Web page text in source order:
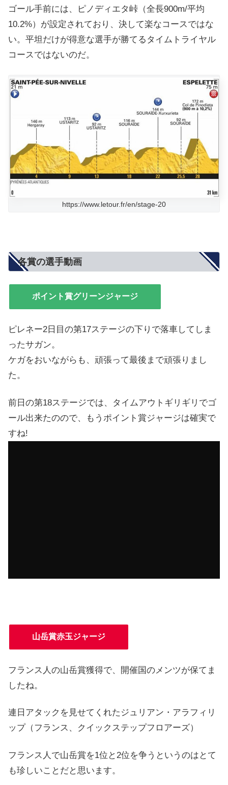
ゴール手前には、ピノディエタ峠（全長900m/平均
10.2%）が設定されており、決して楽なコースではな
い。平坦だけが得意な選手が勝てるタイムトライヤル
コースではないのだ。
https://www.letour.fr/en/stage-20
各賞の選手動画
ポイント賞グリーンジャージ
ピレネー2日目の第17ステージの下りで落車してしま
ったサガン。
ケガをおいながらも、頑張って最後まで頑張りまし
た。
前日の第18ステージでは、タイムアウトギリギリでゴ
ール出来たのので、もうポイント賞ジャージは確実で
すね!
山岳賞赤玉ジャージ
フランス人の山岳賞獲得で、開催国のメンツが保てま
したね。
連日アタックを見せてくれたジュリアン・アラフィリ
ップ（フランス、クイックステップフロアーズ）
フランス人で山岳賞を1位と2位を争うというのはとて
も珍しいことだと思います。